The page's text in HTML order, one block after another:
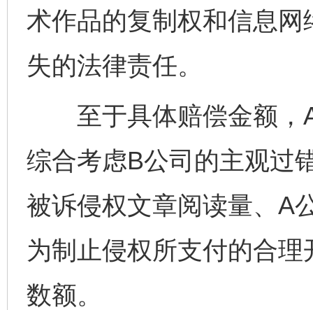
术作品的复制权和信息
失的法律责任。
至于具体赔偿金额，A
综合考虑B公司的主观过
被诉侵权文章阅读量、A
为制止侵权所支付的合
数额。